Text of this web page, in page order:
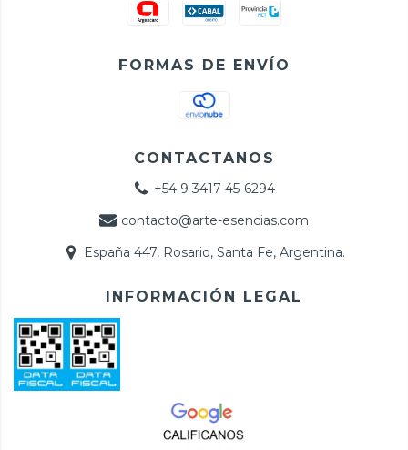
FORMAS DE ENVÍO
CONTACTANOS
+54 9 3417 45-6294
contacto@arte-esencias.com
España 447, Rosario, Santa Fe, Argentina.
INFORMACIÓN LEGAL